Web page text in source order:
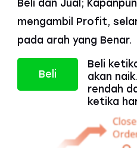
Beli dan Jual;
mengambil Profit,
pada arah yang Benar.
Beli
Beli
akan
rendah
ketika